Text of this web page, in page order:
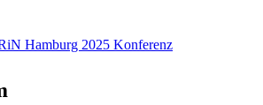
Hamburg 2025 Konferenz